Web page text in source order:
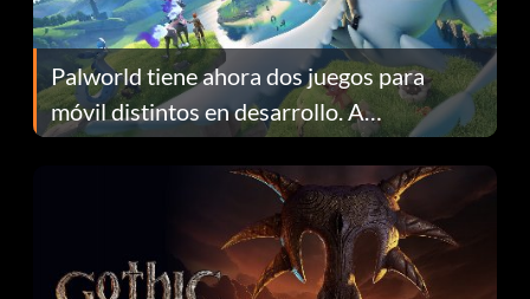
Palworld tiene ahora dos juegos para
móvil distintos en desarrollo. A
continuación te explicamos por qué.